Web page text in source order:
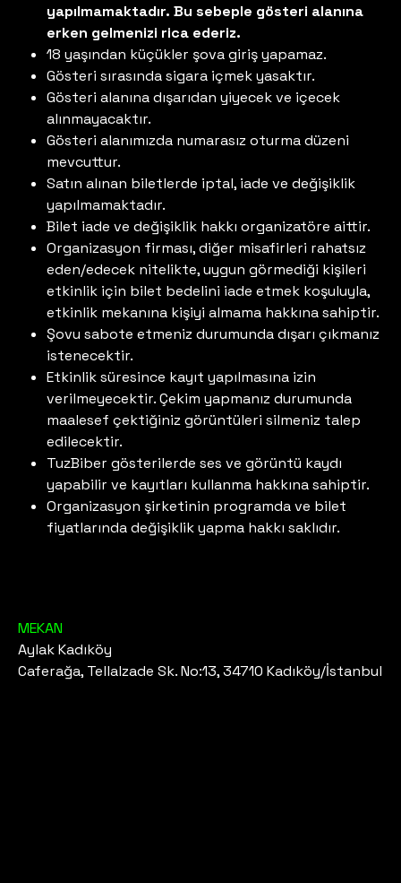
yapılmamaktadır. Bu sebeple gösteri alanına
erken gelmenizi rica ederiz.
18 yaşından küçükler şova giriş yapamaz.
Gösteri sırasında sigara içmek yasaktır.
Gösteri alanına dışarıdan yiyecek ve içecek
alınmayacaktır.
Gösteri alanımızda numarasız oturma düzeni
mevcuttur.
Satın alınan biletlerde iptal, iade ve değişiklik
yapılmamaktadır.
Bilet iade ve değişiklik hakkı organizatöre aittir.
Organizasyon firması, diğer misafirleri rahatsız
eden/edecek nitelikte, uygun görmediği kişileri
etkinlik için bilet bedelini iade etmek koşuluyla,
etkinlik mekanına kişiyi almama hakkına sahiptir.
Şovu sabote etmeniz durumunda dışarı çıkmanız
istenecektir.
Etkinlik süresince kayıt yapılmasına izin
verilmeyecektir. Çekim yapmanız durumunda
maalesef çektiğiniz görüntüleri silmeniz talep
edilecektir.
TuzBiber gösterilerde ses ve görüntü kaydı
yapabilir ve kayıtları kullanma hakkına sahiptir.
Organizasyon şirketinin programda ve bilet
fiyatlarında değişiklik yapma hakkı saklıdır.
MEKAN
Aylak Kadıköy
Caferağa, Tellalzade Sk. No:13, 34710 Kadıköy/İstanbul